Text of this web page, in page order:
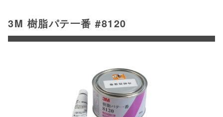
3M 樹脂パテ一番 #8120